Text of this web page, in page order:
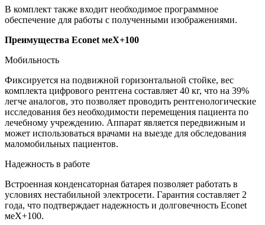
В комплект также входит необходимое программное
обеспечение для работы с полученными изображениями.
Преимущества Econet меХ+100
Мобильность
Фиксируется на подвижной горизонтальной стойке, вес
комплекта цифрового рентгена составляет 40 кг, что на 39%
легче аналогов, это позволяет проводить рентгенологические
исследования без необходимости перемещения пациента по
лечебному учреждению. Аппарат является передвижным и
может использоваться врачами на выезде для обследования
маломобильных пациентов.
Надежность в работе
Встроенная конденсаторная батарея позволяет работать в
условиях нестабильной электросети. Гарантия составляет 2
года, что подтверждает надежность и долговечность Econet
меХ+100.